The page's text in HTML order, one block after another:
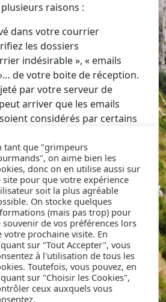
raisons :
dans votre courrier
les dossiers
indésirable », « emails
de votre boite de réception.
par votre serveur de
arriver que les emails
considérés par certains
comme « douteux » et
les règles de sécurité
messagerie destinataire
DKIM, SPF). Nous travaillons
de situation soit la plus rare
peut arriver tout de même.
nous un email à
et nous ferons le
vous aider à valider votre
la manuellement puis
la via votre compte as-grimper.
tant que "grimpeurs
on aime bien les
donc on en utilise aussi sur
site pour que votre expérience
soit la plus agréable
On stocke quelques
(mais pas trop) pour
souvenir de vos préférences lors
votre prochaine visite. En
sur "Tout Accepter", vous
à l'utilisation de tous les
Toutefois, vous pouvez, en
sur "Choisir les Cookies",
ceux auxquels vous